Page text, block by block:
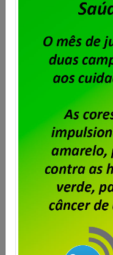
Particulares
Trabalhadores
aprovam
pauta de
reivindicações
2026/2027
Publicado por
Imprensaem